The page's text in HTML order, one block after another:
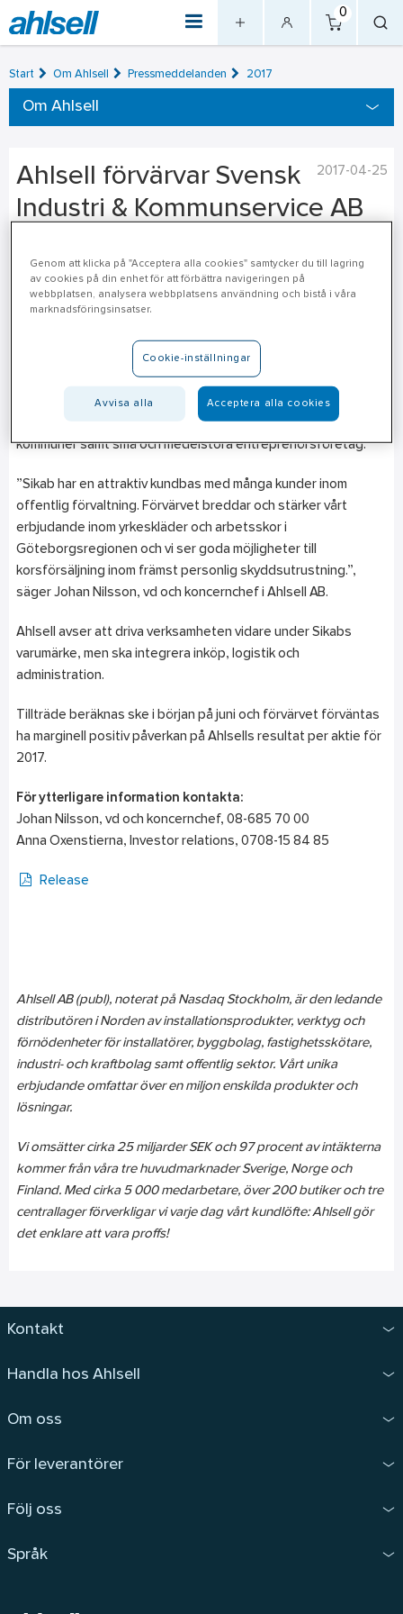
0
Start Om Ahlsell Pressmeddelanden 2017
Om Ahlsell
2017-04-25
Ahlsell förvärvar Svensk
Industri & Kommunservice AB
Industri & Kommunservice AB. Bolaget omsätter cirka 55 MSEK
och har 13 anställda.
Svensk Industri & Kommunservice AB, som marknadsför sig
under varumärket Sikab är ett av Göteborgs ledande företag
inom yrkeskläder och arbetsskor. Bolaget har en 1 200
kvadratmeter stor butik på Hisingen nära Tingstadstunneln
där det finns cirka 5 000 lagerlagda artiklar som erbjuds till
kommuner samt små och medelstora entreprenörsföretag.
”Sikab har en attraktiv kundbas med många kunder inom
offentlig förvaltning. Förvärvet breddar och stärker vårt
erbjudande inom yrkeskläder och arbetsskor i
Göteborgsregionen och vi ser goda möjligheter till
korsförsäljning inom främst personlig skyddsutrustning.”,
säger Johan Nilsson, vd och koncernchef i Ahlsell AB.
Ahlsell avser att driva verksamheten vidare under Sikabs
varumärke, men ska integrera inköp, logistik och
administration.
Tillträde beräknas ske i början på juni och förvärvet förväntas
ha marginell positiv påverkan på Ahlsells resultat per aktie för
2017.
För ytterligare information kontakta:
Johan Nilsson, vd och koncernchef, 08-685 70 00
Anna Oxenstierna, Investor relations, 0708-15 84 85
Release
Ahlsell AB (publ), noterat på Nasdaq Stockholm, är den ledande
distributören i Norden av installationsprodukter, verktyg och
förnödenheter för installatörer, byggbolag, fastighetsskötare,
industri- och kraftbolag samt offentlig sektor. Vårt unika
erbjudande omfattar över en miljon enskilda produkter och
lösningar.
Vi omsätter cirka 25 miljarder SEK och 97 procent av intäkterna
kommer från våra tre huvudmarknader Sverige, Norge och
Finland. Med cirka 5 000 medarbetare, över 200 butiker och tre
centrallager förverkligar vi varje dag vårt kundlöfte: Ahlsell gör
det enklare att vara proffs!
Kontakt
Handla hos Ahlsell
Om oss
För leverantörer
Följ oss
Språk
Genom att klicka på "Acceptera alla cookies" samtycker du till lagring
av cookies på din enhet för att förbättra navigeringen på
webbplatsen, analysera webbplatsens användning och bistå i våra
marknadsföringsinsatser.
Cookie-inställningar
Avvisa alla Acceptera alla cookies